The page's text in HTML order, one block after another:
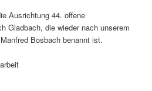
Ausrichtung 44. offene
Gladbach, die wieder nach unserem
Bosbach benannt ist.